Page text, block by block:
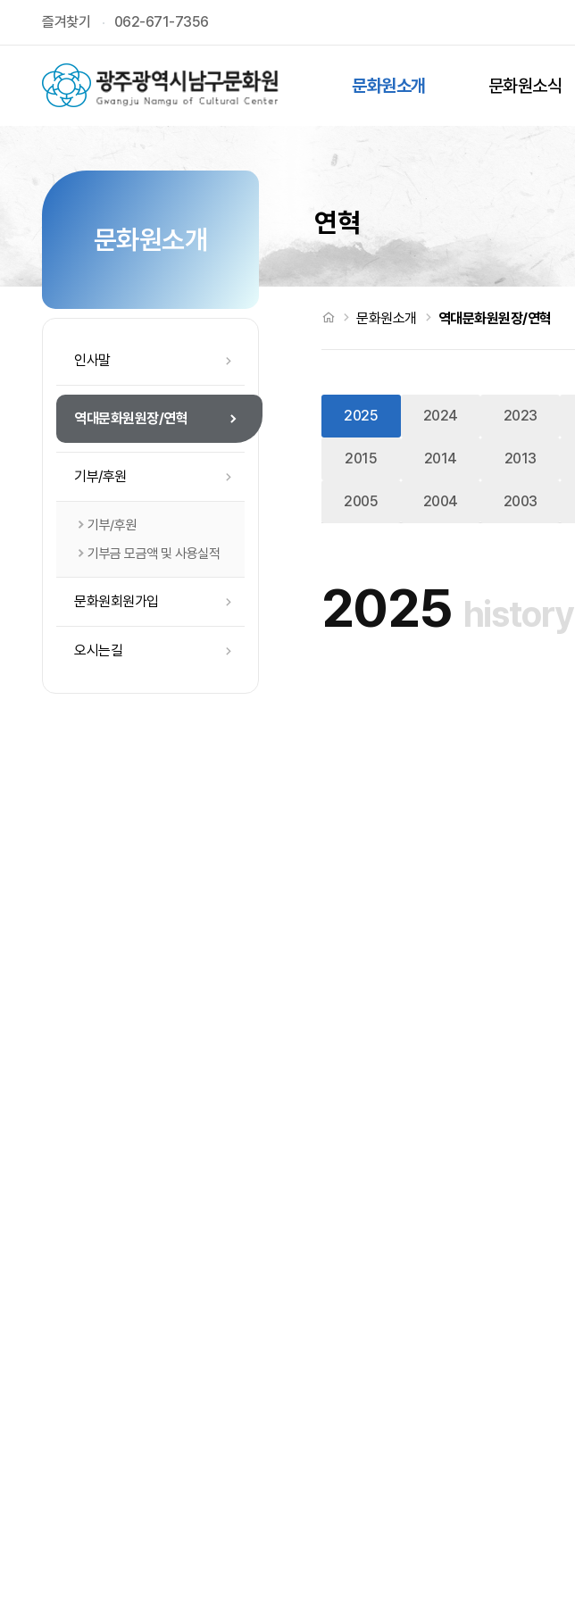
즐겨찾기 062-671-7356
문화원소개 문화원소식
연혁
처음으로
문화원소개 역대문화원원장/연혁
2025 2024 2023
2015 2014 2013
2005 2004 2003
2025 history
문화원소개
인사말
역대문화원원장/연혁
기부/후원
기부/후원
기부금 모금액 및 사용실적
문화원회원가입
오시는길